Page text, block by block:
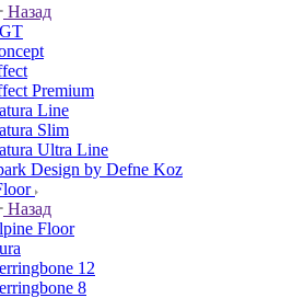
Назад
Premium
Line
Slim
Ultra Line
Design by Defne Koz
Назад
Floor
12
8